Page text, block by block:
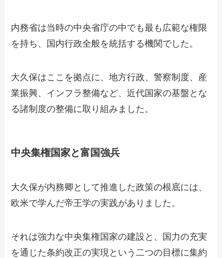
内務省は当時の中央省庁の中でも最も広範な権限
を持ち、国内行政全般を統括する機関でした。
大久保はここを拠点に、地方行政、警察制度、産
業振興、インフラ整備など、近代国家の基盤とな
る諸制度の整備に取り組みました。
中央集権国家と富国強兵
大久保が内務卿として推進した政策の根底には、
欧米で学んだ帝王学の実践がありました。
それは強力な中央集権国家の建設と、国力の充実
を通じた条約改正の実現という二つの目標に集約